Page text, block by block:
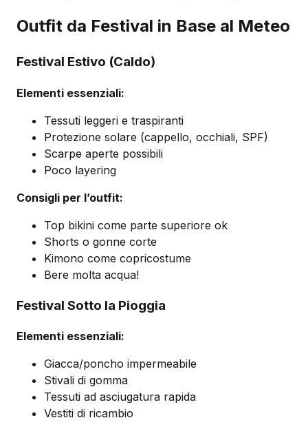
Outfit da Festival in Base al Meteo
Festival Estivo (Caldo)
Elementi essenziali:
Tessuti leggeri e traspiranti
Protezione solare (cappello, occhiali, SPF)
Scarpe aperte possibili
Poco layering
Consigli per l’outfit:
Top bikini come parte superiore ok
Shorts o gonne corte
Kimono come copricostume
Bere molta acqua!
Festival Sotto la Pioggia
Elementi essenziali:
Giacca/poncho impermeabile
Stivali di gomma
Tessuti ad asciugatura rapida
Vestiti di ricambio